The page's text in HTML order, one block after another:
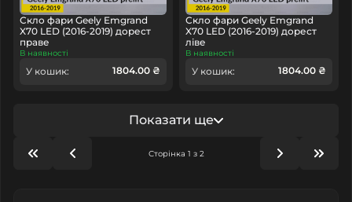
Скло фари Geely Emgrand
X70 LED (2016-2019) дорест
праве
В наявності
У кошик: 1804.00 ₴
Скло фари Geely Emgrand
X70 LED (2016-2019) дорест
ліве
В наявності
У кошик: 1804.00 ₴
Показати ще
Сторінка 1 з 2